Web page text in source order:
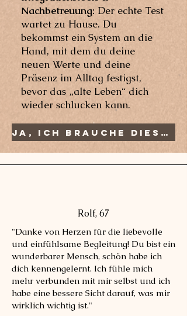
Nachbetreuung: Der echte Test
wartet zu Hause. Du
bekommst ein System an die
Hand, mit dem du deine
neuen Werte und deine
Präsenz im Alltag festigst,
bevor das „alte Leben“ dich
wieder schlucken kann.
Ja, ich brauche diesen Neubeginn
Rolf, 67
"Danke von Herzen für die liebevolle
und einfühlsame Begleitung! Du bist ein
wunderbarer Mensch, schön habe ich
dich kennengelernt. Ich fühle mich
mehr verbunden mit mir selbst und ich
habe eine bessere Sicht darauf, was mir
wirklich wichtig ist."